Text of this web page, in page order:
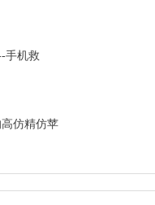
手机救
仿精仿苹